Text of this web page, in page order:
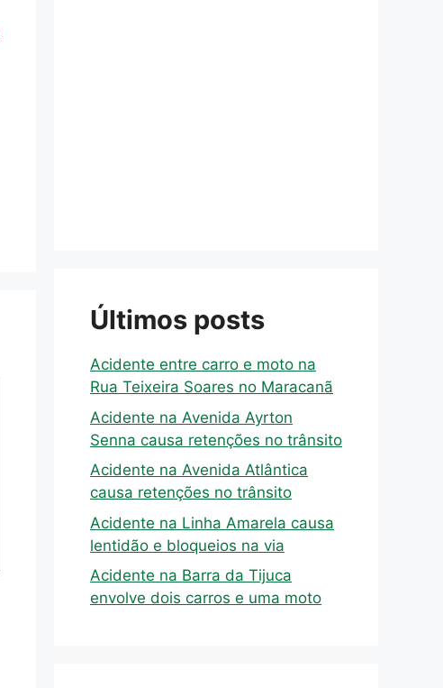
Últimos posts
Acidente entre carro e moto na
Rua Teixeira Soares no Maracanã
Acidente na Avenida Ayrton
Senna causa retenções no trânsito
Acidente na Avenida Atlântica
causa retenções no trânsito
Acidente na Linha Amarela causa
lentidão e bloqueios na via
Acidente na Barra da Tijuca
envolve dois carros e uma moto